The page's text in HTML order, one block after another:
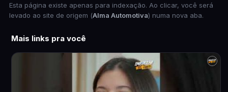
Esta página existe apenas para indexação. Ao clicar, você será
levado ao site de origem (Alma Automotiva) numa nova aba.
Mais links pra você